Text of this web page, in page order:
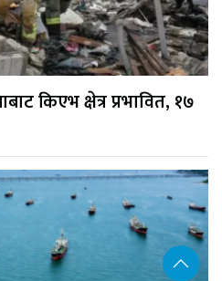
किएभ क्षेत्र प्रभावित, १७